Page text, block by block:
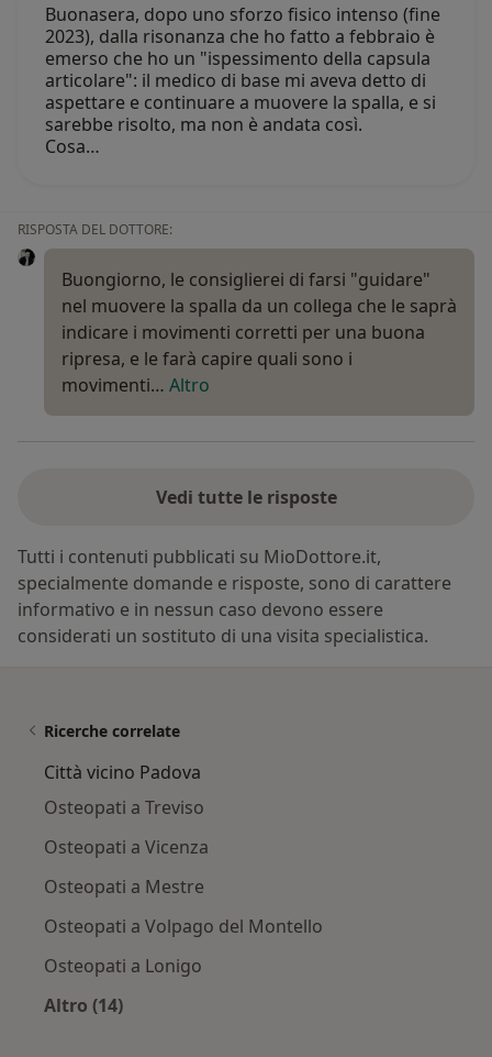
Buonasera, dopo uno sforzo fisico intenso (fine
2023), dalla risonanza che ho fatto a febbraio è
emerso che ho un "ispessimento della capsula
articolare": il medico di base mi aveva detto di
aspettare e continuare a muovere la spalla, e si
sarebbe risolto, ma non è andata così.
Cosa…
RISPOSTA DEL DOTTORE:
Buongiorno, le consiglierei di farsi "guidare"
nel muovere la spalla da un collega che le saprà
indicare i movimenti corretti per una buona
ripresa, e le farà capire quali sono i
movimenti… Altro
Vedi tutte le risposte
Tutti i contenuti pubblicati su MioDottore.it,
specialmente domande e risposte, sono di carattere
informativo e in nessun caso devono essere
considerati un sostituto di una visita specialistica.
Ricerche correlate
Città vicino Padova
Osteopati a Treviso
Osteopati a Vicenza
Osteopati a Mestre
Osteopati a Volpago del Montello
Osteopati a Lonigo
Altro (14)